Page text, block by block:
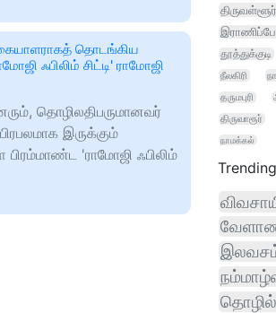
தொடங்கிய
ஃபிலிம் சிட்டி' ராமோஜி
தொழிலதிபருமானவர்
இருக்கும்
'ராமோஜி ஃபிலிம்
திருவள்ளூர்
தூத்துக்குடி
நீலகிரி
தருமபுரி
திருவாரூர்
நாமக்கல்
Trending
வேளாண்